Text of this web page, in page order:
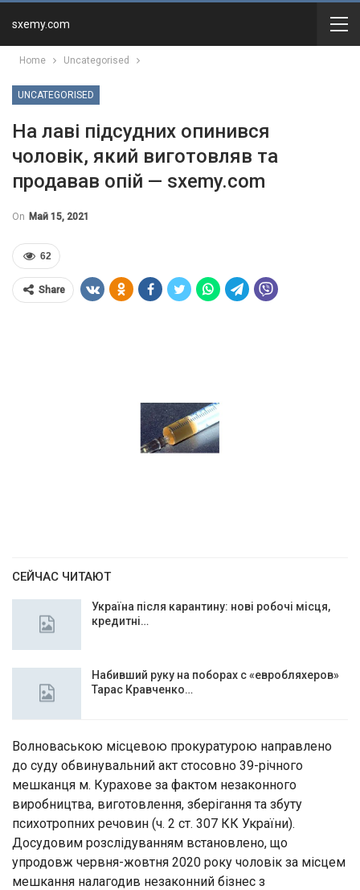
sxemy.com
Home Uncategorised
UNCATEGORISED
На лаві підсудних опинився
чоловік, який виготовляв та
продавав опій — sxemy.com
On Май 15, 2021
62
Share
СЕЙЧАС ЧИТАЮТ
Україна після карантину: нові робочі місця,
кредитні…
Набивший руку на поборах с «евробляхеров»
Тарас Кравченко…
Волноваською місцевою прокуратурою направлено
до суду обвинувальний акт стосовно 39-річного
мешканця м. Курахове за фактом незаконного
виробництва, виготовлення, зберігання та збуту
психотропних речовин (ч. 2 ст. 307 КК України).
Досудовим розслідуванням встановлено, що
упродовж червня-жовтня 2020 року чоловік за місцем
мешкання налагодив незаконний бізнес з